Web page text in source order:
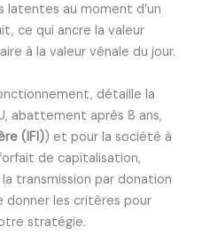
latentes au moment d’un
ce qui ancre la valeur
à la valeur vénale du jour.
détaille la
abattement après 8 ans,
(IFI)) et pour la société à
de capitalisation,
transmission par donation
les critères pour
stratégie.